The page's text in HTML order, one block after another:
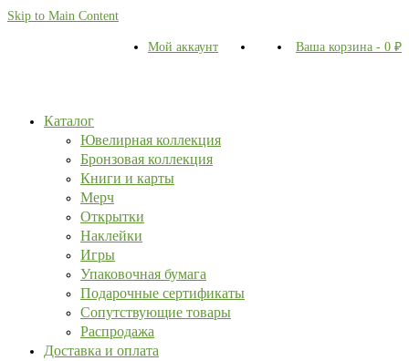
Skip to Main Content
Мой аккаунт Ваша корзина - 0 ₽
Каталог
Ювелирная коллекция
Бронзовая коллекция
Книги и карты
Мерч
Открытки
Наклейки
Игры
Упаковочная бумага
Подарочные сертификаты
Сопутствующие товары
Распродажа
Доставка и оплата